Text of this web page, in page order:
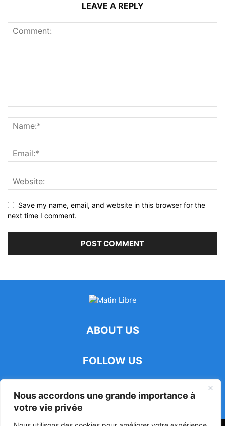
Nous accordons une grande importance à
votre vie privée
LEAVE A REPLY
Save my name, email, and website in this browser for the
next time I comment.
ABOUT US
FOLLOW US